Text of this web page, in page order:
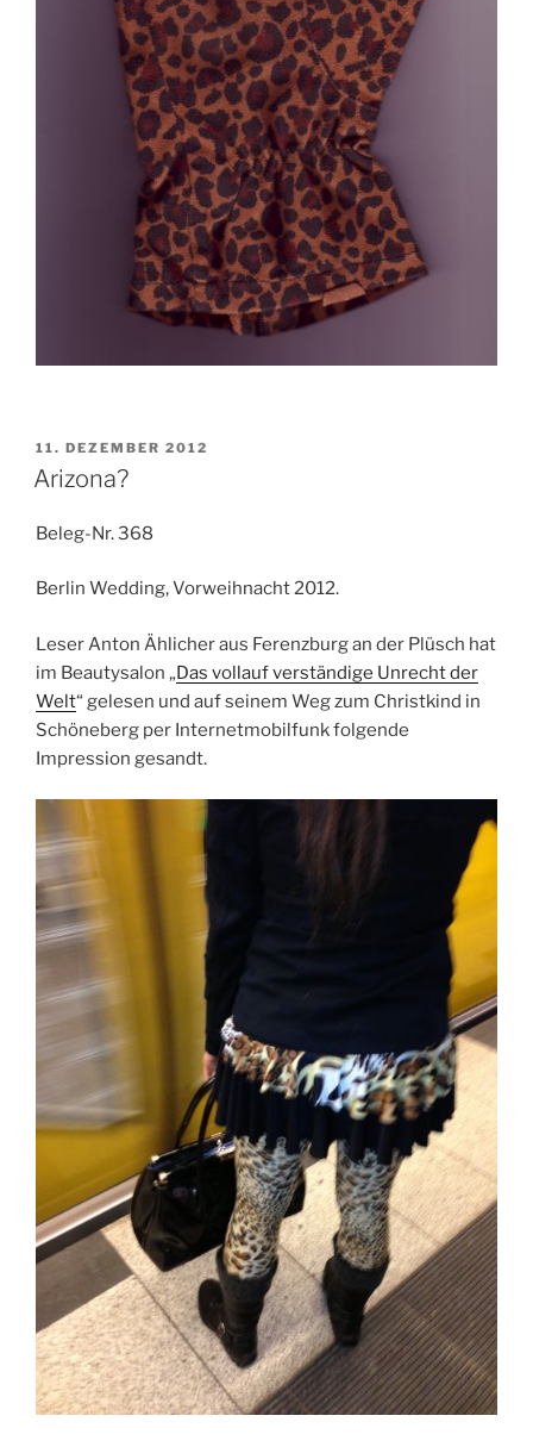
VERÖFFENTLICHT
AM
11. DEZEMBER 2012
Arizona?
Beleg-Nr. 368
Berlin Wedding, Vorweihnacht 2012.
Leser Anton Ählicher aus Ferenzburg an der Plüsch hat
im Beautysalon „Das vollauf verständige Unrecht der
Welt“ gelesen und auf seinem Weg zum Christkind in
Schöneberg per Internetmobilfunk folgende
Impression gesandt.